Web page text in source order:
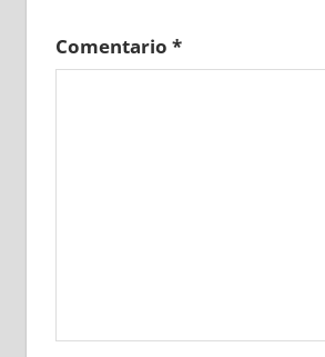
Comentario *